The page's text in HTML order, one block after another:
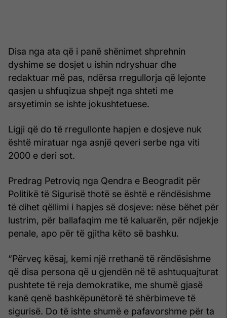
Disa nga ata që i panë shënimet shprehnin
dyshime se dosjet u ishin ndryshuar dhe
redaktuar më pas, ndërsa rregullorja që lejonte
qasjen u shfuqizua shpejt nga shteti me
arsyetimin se ishte jokushtetuese.
Ligji që do të rregullonte hapjen e dosjeve nuk
është miratuar nga asnjë qeveri serbe nga viti
2000 e deri sot.
Predrag Petroviq nga Qendra e Beogradit për
Politikë të Sigurisë thotë se është e rëndësishme
të dihet qëllimi i hapjes së dosjeve: nëse bëhet për
lustrim, për ballafaqim me të kaluarën, për ndjekje
penale, apo për të gjitha këto së bashku.
“Përveç kësaj, kemi një rrethanë të rëndësishme
që disa persona që u gjendën në të ashtuquajturat
pushtete të reja demokratike, me shumë gjasë
kanë qenë bashkëpunëtorë të shërbimeve të
sigurisë. Do të ishte shumë e pafavorshme për ta